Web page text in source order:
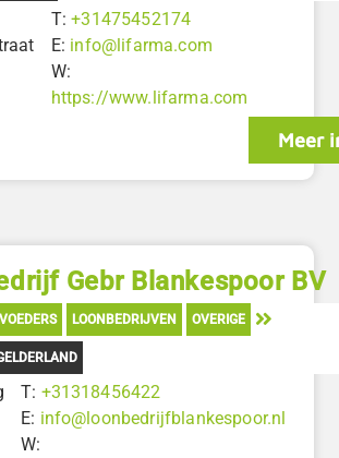
T:+31475452174
E: info@lifarma.com
W:
https://www.lifarma.com
Meer
Gebr Blankespoor BV
LOONBEDRIJVEN OVERIGE
T: +31318456422
E: info@loonbedrijfblankespoor.nl
W: